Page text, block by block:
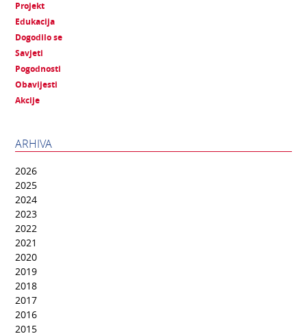
Projekt
Edukacija
Dogodilo se
Savjeti
Pogodnosti
Obavijesti
Akcije
ARHIVA
2026
2025
2024
2023
2022
2021
2020
2019
2018
2017
2016
2015